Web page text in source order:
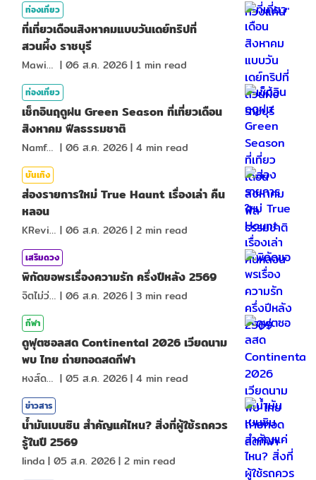
ท่องเที่ยว
ที่เที่ยวเดือนสิงหาคมแบบวันเดย์ทริปที่
สวนผึ้ง ราชบุรี
MawinMatravel | 06 ส.ค. 2026| 1 min read
ท่องเที่ยว
เช็กอินฤดูฝน Green Season ที่เที่ยวเดือน
สิงหาคม ฟีลธรรมชาติ
NamfahPhupha | 06 ส.ค. 2026| 4 min read
บันเทิง
ส่องรายการใหม่ True Haunt เรื่องเล่า คืน
หลอน
KReview | 06 ส.ค. 2026| 2 min read
เสริมดวง
พิกัดขอพรเรื่องความรัก ครึ่งปีหลัง 2569
จิตไม่ว่าง | 06 ส.ค. 2026| 3 min read
กีฬา
ดูฟุตซอลสด Continental 2026 เวียดนาม
พบ ไทย ถ่ายทอดสดกีฬา
หงส์ดรุณ | 05 ส.ค. 2026| 4 min read
ข่าวสาร
น้ำมันเบนซิน สำคัญแค่ไหน? สิ่งที่ผู้ใช้รถควร
รู้ในปี 2569
linda | 05 ส.ค. 2026| 2 min read